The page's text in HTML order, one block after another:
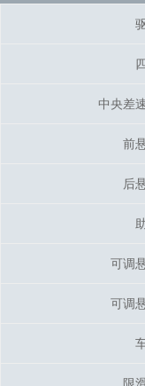
中央差
前
后
可调
可调
中央差
前
后
可调
可调